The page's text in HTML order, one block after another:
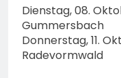
Dienstag, 08.
Gummersbach
Donnerstag, 11.
Radevormwald